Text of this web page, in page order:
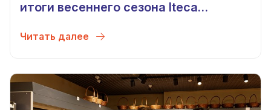
итоги весеннего сезона Iteca
Читать далее